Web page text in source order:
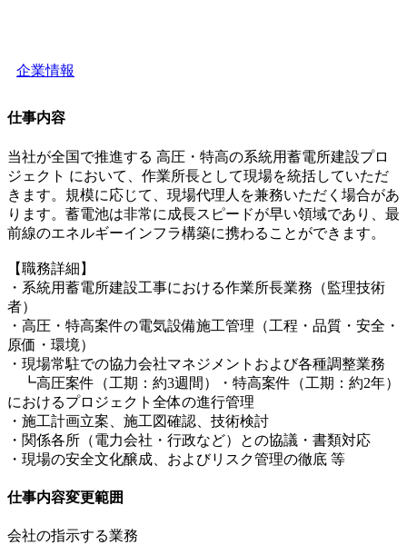
企業情報
仕事内容
当社が全国で推進する 高圧・特高の系統用蓄電所建設プロ
ジェクト において、作業所長として現場を統括していただ
きます。規模に応じて、現場代理人を兼務いただく場合があ
ります。蓄電池は非常に成長スピードが早い領域であり、最
前線のエネルギーインフラ構築に携わることができます。
【職務詳細】
・系統用蓄電所建設工事における作業所長業務（監理技術
者）
・高圧・特高案件の電気設備施工管理（工程・品質・安全・
原価・環境）
・現場常駐での協力会社マネジメントおよび各種調整業務
┗高圧案件（工期：約3週間）・特高案件（工期：約2年）
におけるプロジェクト全体の進行管理
・施工計画立案、施工図確認、技術検討
・関係各所（電力会社・行政など）との協議・書類対応
・現場の安全文化醸成、およびリスク管理の徹底 等
仕事内容変更範囲
会社の指示する業務